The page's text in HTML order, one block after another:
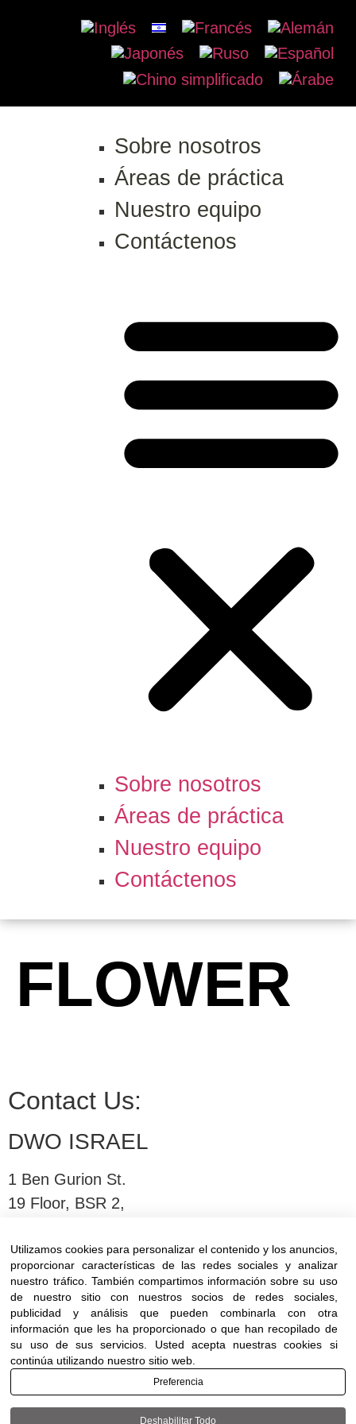
Sobre nosotros
Áreas de práctica
Nuestro equipo
Contáctenos
Sobre nosotros
Áreas de práctica
Nuestro equipo
Contáctenos
FLOWER
Contact Us:
DWO ISRAEL
1 Ben Gurion St.
19 Floor, BSR 2,
T:03-6005572| F: 03-6005531
E:
office@dwo.co.il
Utilizamos cookies para personalizar el contenido y los anuncios,
proporcionar características de las redes sociales y analizar
nuestro tráfico. También compartimos información sobre su uso
de nuestro sitio con nuestros socios de redes sociales,
publicidad y análisis que pueden combinarla con otra
información que les ha proporcionado o que han recopilado de
su uso de sus servicios. Usted acepta nuestras cookies si
continúa utilizando nuestro sitio web.
Preferencia
Deshabilitar Todo